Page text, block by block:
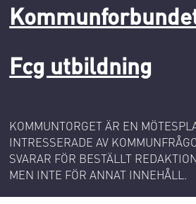
Fcg utbildning
KOMMUNTORGET ÄR EN
INTRESSERADE AV
SVARAR FÖR BESTÄLLT
MEN INTE FÖR ANNAT INNEHÅLL.